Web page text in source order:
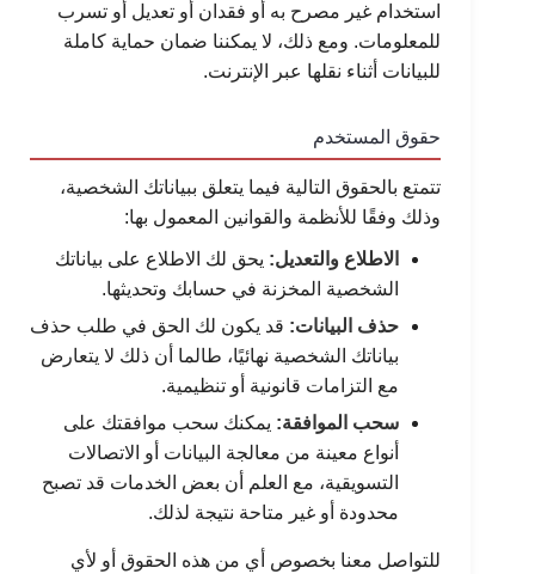
استخدام غير مصرح به أو فقدان أو تعديل أو تسرب
للمعلومات. ومع ذلك، لا يمكننا ضمان حماية كاملة
للبيانات أثناء نقلها عبر الإنترنت.
حقوق المستخدم
تتمتع بالحقوق التالية فيما يتعلق ببياناتك الشخصية،
وذلك وفقًا للأنظمة والقوانين المعمول بها:
الاطلاع والتعديل: يحق لك الاطلاع على بياناتك
الشخصية المخزنة في حسابك وتحديثها.
حذف البيانات: قد يكون لك الحق في طلب حذف
بياناتك الشخصية نهائيًا، طالما أن ذلك لا يتعارض
مع التزامات قانونية أو تنظيمية.
سحب الموافقة: يمكنك سحب موافقتك على
أنواع معينة من معالجة البيانات أو الاتصالات
التسويقية، مع العلم أن بعض الخدمات قد تصبح
محدودة أو غير متاحة نتيجة لذلك.
للتواصل معنا بخصوص أي من هذه الحقوق أو لأي